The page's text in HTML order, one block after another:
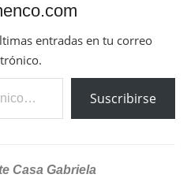
entradas en tu correo
Suscribirse
Casa Gabriela